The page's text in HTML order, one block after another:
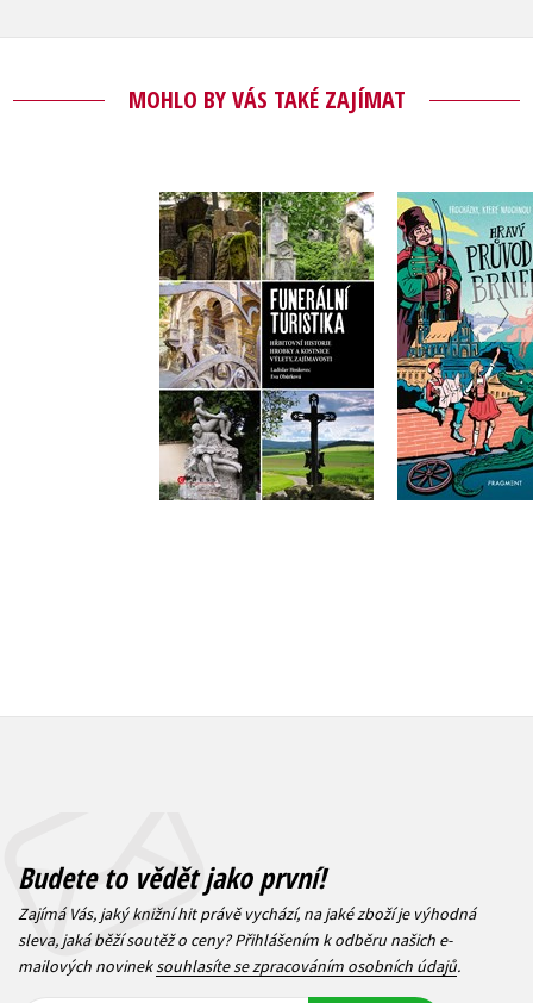
MOHLO BY VÁS TAKÉ ZAJÍMAT
Funerální turistika
Eva Obůrková
,
Ladislav Hoskovec
Do košíku
449 Kč
359 Kč
Hravý
Eva
Do
319 Kč
Budete to vědět jako první!
Zajímá Vás, jaký knižní hit právě vychází, na jaké zboží je výhodná
sleva, jaká běží soutěž o ceny? Přihlášením k odběru našich e-
mailových novineksouhlasíte se zpracováním osobních údajů.